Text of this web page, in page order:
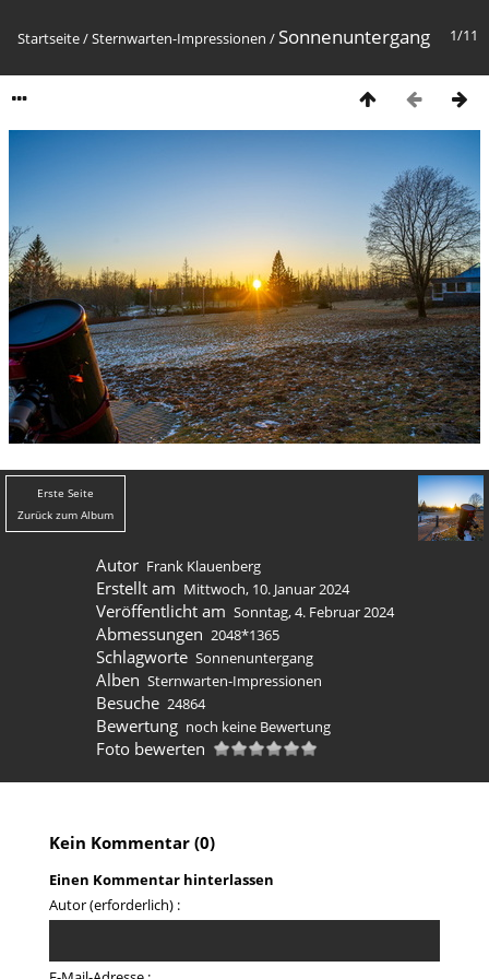
1/11
Startseite/Sternwarten-Impressionen / Sonnenuntergang
Erste Seite
Zurück zum Album
Autor Frank Klauenberg
Erstellt am Mittwoch, 10. Januar 2024
Veröffentlicht am Sonntag, 4. Februar 2024
Abmessungen 2048*1365
Schlagworte Sonnenuntergang
Alben Sternwarten-Impressionen
Besuche 24864
Bewertung noch keine Bewertung
Foto bewerten
Kein Kommentar (0)
Einen Kommentar hinterlassen
Autor (erforderlich) :